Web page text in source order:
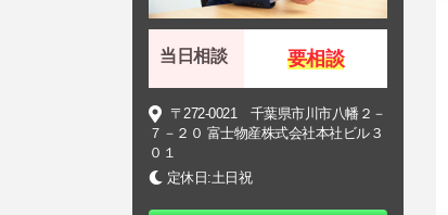
当日相談 要相談
〒272-0021 千葉県市川市八幡２－
７－２０ 富士物産株式会社本社ビル３
０１
定休日:土日祝